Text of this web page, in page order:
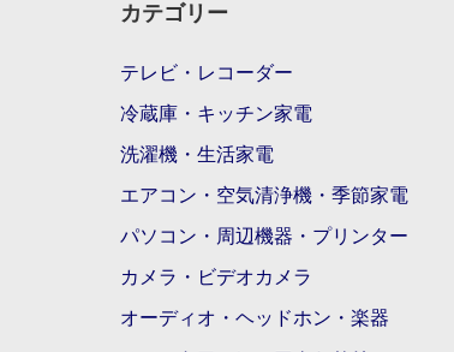
カテゴリー
テレビ・レコーダー
冷蔵庫・キッチン家電
洗濯機・生活家電
エアコン・空気清浄機・季節家電
パソコン・周辺機器・プリンター
カメラ・ビデオカメラ
オーディオ・ヘッドホン・楽器